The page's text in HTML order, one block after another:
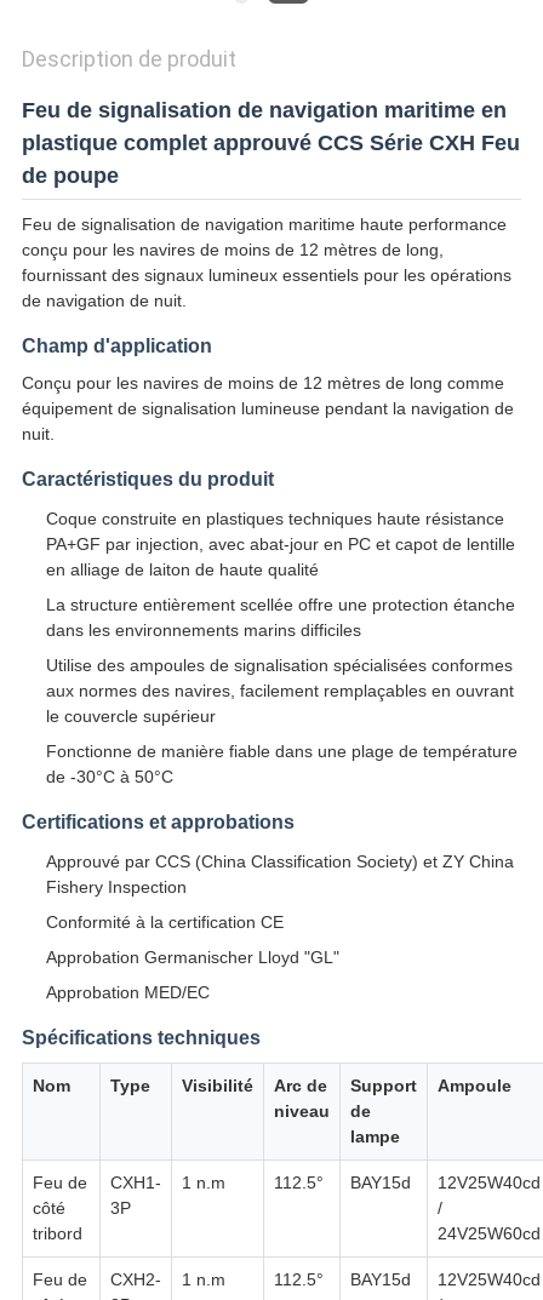
Description de produit
Feu de signalisation de navigation maritime en
plastique complet approuvé CCS Série CXH Feu
de poupe
Feu de signalisation de navigation maritime haute performance
conçu pour les navires de moins de 12 mètres de long,
fournissant des signaux lumineux essentiels pour les opérations
de navigation de nuit.
Champ d'application
Conçu pour les navires de moins de 12 mètres de long comme
équipement de signalisation lumineuse pendant la navigation de
nuit.
Caractéristiques du produit
Coque construite en plastiques techniques haute résistance
PA+GF par injection, avec abat-jour en PC et capot de lentille
en alliage de laiton de haute qualité
La structure entièrement scellée offre une protection étanche
dans les environnements marins difficiles
Utilise des ampoules de signalisation spécialisées conformes
aux normes des navires, facilement remplaçables en ouvrant
le couvercle supérieur
Fonctionne de manière fiable dans une plage de température
de -30°C à 50°C
Certifications et approbations
Approuvé par CCS (China Classification Society) et ZY China
Fishery Inspection
Conformité à la certification CE
Approbation Germanischer Lloyd "GL"
Approbation MED/EC
Spécifications techniques
Nom Type Visibilité
Arc de
niveau
Support
de
lampe
Ampoule
Feu de
côté
tribord
CXH1-
3P
1 n.m 112.5° BAY15d
12V25W40cd
/
24V25W60cd
Feu de
CXH2-
1 n.m 112.5° BAY15d
12V25W40cd